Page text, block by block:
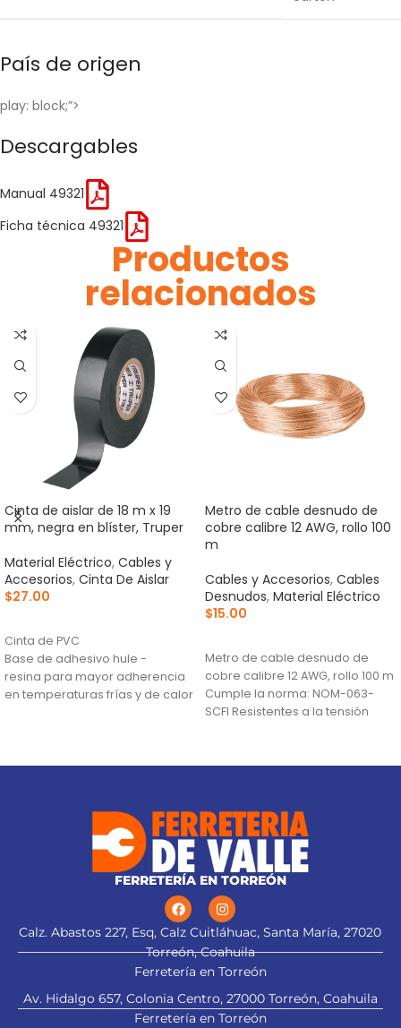
País de origen
play: block;”>
Descargables
Manual 49321
Ficha técnica 49321
Productos
relacionados
Cinta de aislar de 18 m x 19
mm, negra en blíster, Truper
Material Eléctrico, Cables y
Accesorios, Cinta De Aislar
$27.00
Cinta de PVC
Base de adhesivo hule -
resina para mayor adherencia
en temperaturas frías y de calor
Metro de cable desnudo de
cobre calibre 12 AWG, rollo 100
m
Cables y Accesorios, Cables
Desnudos, Material Eléctrico
$15.00
Metro de cable desnudo de
cobre calibre 12 AWG, rollo 100 m
Cumple la norma: NOM-063-
SCFI Resistentes a la tensión
FERRETERÍA EN TORREÓN
Calz. Abastos 227, Esq, Calz Cuitláhuac, Santa María, 27020
Torreón, Coahuila
Ferretería en Torreón
Av. Hidalgo 657, Colonia Centro, 27000 Torreón, Coahuila
Ferretería en Torreón